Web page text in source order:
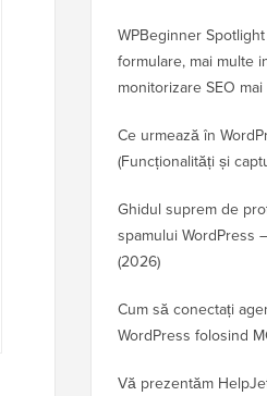
WPBeginner
formulare, mai multe
monitorizare SEO
Ce urmează în
(Funcționalități și
Ghidul suprem de
spamului WordPress
(2026)
Cum să conectați
WordPress folosind
Vă prezentăm